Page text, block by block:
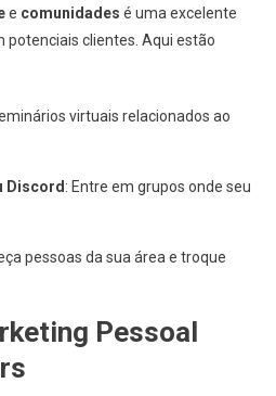
e comunidades é uma excelente
potenciais clientes. Aqui estão
virtuais relacionados ao
Discord: Entre em grupos onde seu
pessoas da sua área e troque
Pessoal